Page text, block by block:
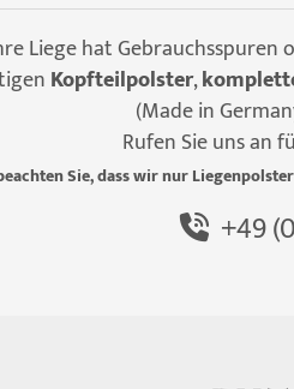
Liege hat Gebrauchsspuren
Kopfteilpolster,
(Made in
Rufen Sie uns an
Sie, dass wir nur
+49